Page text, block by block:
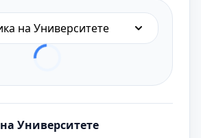
на Университете
Университете